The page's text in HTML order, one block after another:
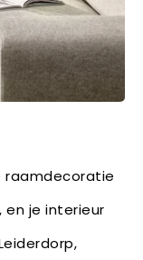
raamdecoratie
en je interieur